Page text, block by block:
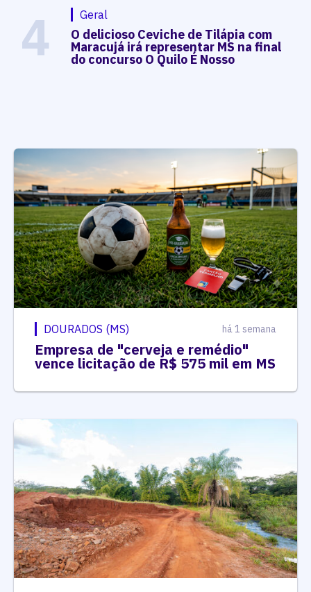
4 Geral
O delicioso Ceviche de Tilápia com
Maracujá irá representar MS na final
do concurso O Quilo É Nosso
DOURADOS (MS) há 1 semana
Empresa de "cerveja e remédio"
vence licitação de R$ 575 mil em MS